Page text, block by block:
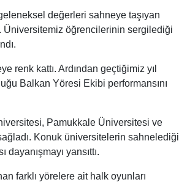
değerleri sahneye taşıyan
Üniversitemiz öğrencilerinin sergilediği
renk kattı. Ardından geçtiğimiz yıl
Balkan Yöresi Ekibi performansını
Pamukkale Üniversitesi ve
Konuk üniversitelerin sahnelediği
yansıttı.
farklı yörelere ait halk oyunları